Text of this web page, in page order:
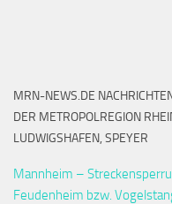
MRN-NEWS.DE
DER METROPOLREGION
LUDWIGSHAFEN, SPEYER
Mannheim –
Feudenheim bzw.